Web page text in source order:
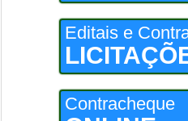
Editais e
Contracheque